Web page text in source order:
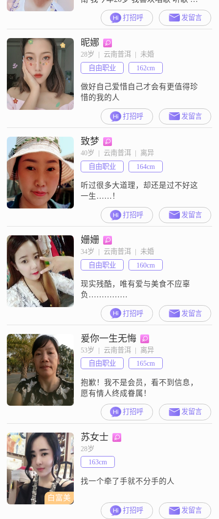
欢看电视 玩游戏 喜欢睡懒觉 喜欢吃
辣的东西 喜欢出去玩
打招呼 发留言
昵娜
28岁  |  云南普洱  |  未婚
自由职业
162cm
做好自己爱惜自己才会有更值得珍
惜的我的人
打招呼 发留言
致梦
40岁  |  云南普洱  |  离异
自由职业
164cm
听过很多大道理，却还是过不好这
一生……！
打招呼 发留言
姗姗
34岁  |  云南普洱  |  未婚
自由职业
160cm
现实残酷，唯有爱与美食不应辜
负……………
打招呼 发留言
爰你一生无悔
53岁  |  云南普洱  |  离异
自由职业
165cm
抱歉！我不是会员，看不到信息，
愿有情人终成眷属！
打招呼 发留言
白富美
苏女士
28岁
163cm
找一个牵了手就不分手的人
打招呼 发留言